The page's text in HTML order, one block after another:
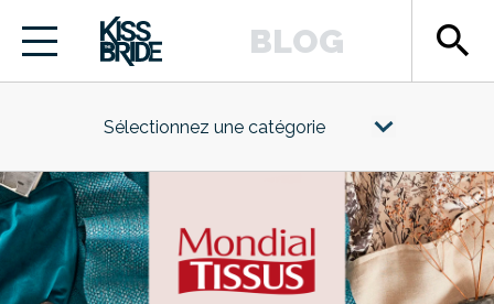
BLOG search
Sélectionnez une catégorie